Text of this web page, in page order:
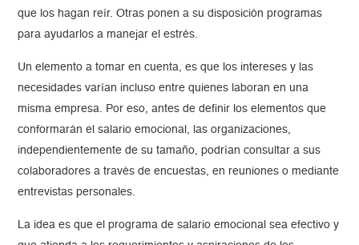
que los hagan reír. Otras ponen a su disposición programas
para ayudarlos a manejar el estrés.
Un elemento a tomar en cuenta, es que los intereses y las
necesidades varían incluso entre quienes laboran en una
misma empresa. Por eso, antes de definir los elementos que
conformarán el salario emocional, las organizaciones,
independientemente de su tamaño, podrían consultar a sus
colaboradores a través de encuestas, en reuniones o mediante
entrevistas personales.
La idea es que el programa de salario emocional sea efectivo y